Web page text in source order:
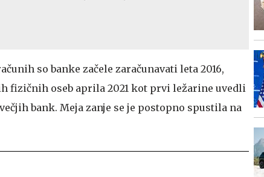
so banke začele zaračunavati leta 2016,
fizičnih oseb aprila 2021 kot prvi ležarine uvedli
bank. Meja zanje se je postopno spustila na